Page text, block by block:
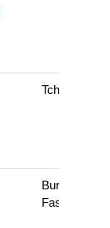
Tchad
Burkina
Faso